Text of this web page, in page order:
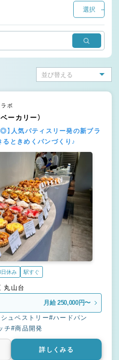
選択
ラボ
ーカリー）
】人気パティスリー発の新ブラ
ときめくパンづくり♪
日休み 駅すぐ
神奈川県 横浜市港南区 丸山台
月給 250,000円〜
ュペストリー#ハードパン
チ#商品開発
詳しくみる